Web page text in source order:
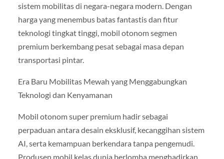
sistem mobilitas di negara-negara modern. Dengan
harga yang menembus batas fantastis dan fitur
teknologi tingkat tinggi, mobil otonom segmen
premium berkembang pesat sebagai masa depan
transportasi pintar.
Era Baru Mobilitas Mewah yang Menggabungkan
Teknologi dan Kenyamanan
Mobil otonom super premium hadir sebagai
perpaduan antara desain eksklusif, kecanggihan sistem
AI, serta kemampuan berkendara tanpa pengemudi.
Produsen mobil kelas dunia berlomba menghadirkan